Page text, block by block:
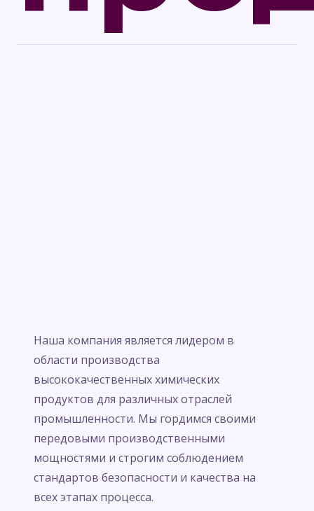
Наша компания является лидером в
области производства
высококачественных химических
продуктов для различных отраслей
промышленности. Мы гордимся своими
передовыми производственными
мощностями и строгим соблюдением
стандартов безопасности и качества на
всех этапах процесса.